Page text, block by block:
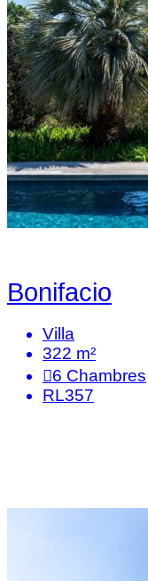
Bonifacio
Villa
322 m²
6 Chambres
RL357